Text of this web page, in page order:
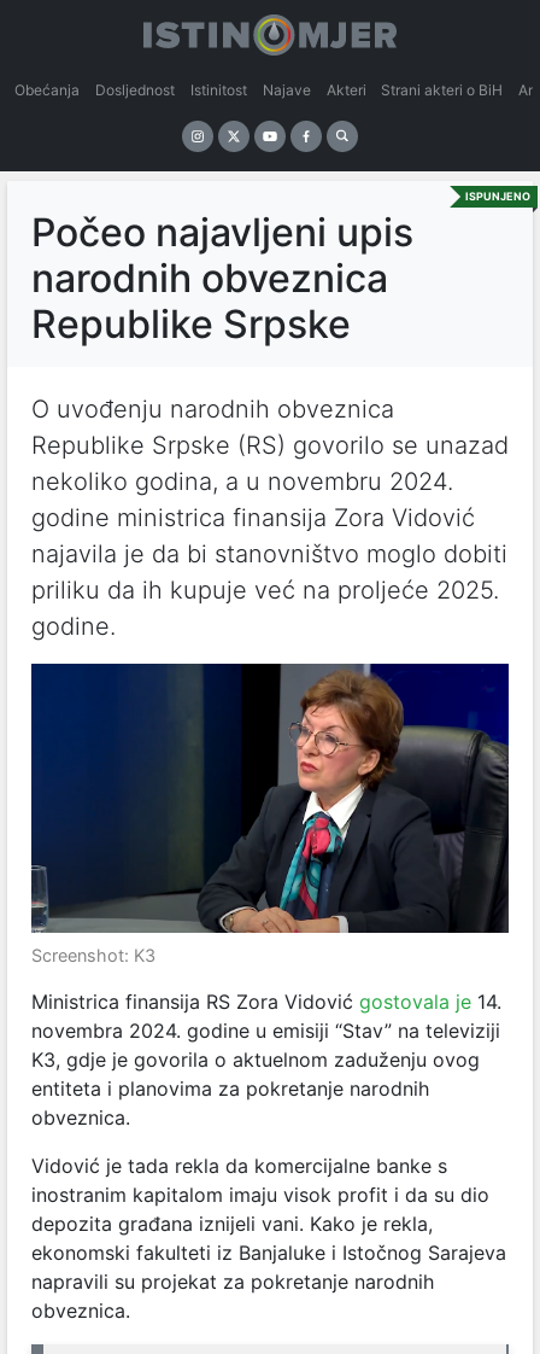
Obećanja Dosljednost Istinitost Najave Akteri Strani akteri o BiH
ISPUNJENO
Počeo najavljeni upis
narodnih obveznica
Republike Srpske
O uvođenju narodnih obveznica
Republike Srpske (RS) govorilo se unazad
nekoliko godina, a u novembru 2024.
godine ministrica finansija Zora Vidović
najavila je da bi stanovništvo moglo dobiti
priliku da ih kupuje već na proljeće 2025.
godine.
Screenshot: K3
Ministrica finansija RS Zora Vidović gostovala je 14.
novembra 2024. godine u emisiji “Stav” na televiziji
K3, gdje je govorila o aktuelnom zaduženju ovog
entiteta i planovima za pokretanje narodnih
obveznica.
Vidović je tada rekla da komercijalne banke s
inostranim kapitalom imaju visok profit i da su dio
depozita građana iznijeli vani. Kako je rekla,
ekonomski fakulteti iz Banjaluke i Istočnog Sarajeva
napravili su projekat za pokretanje narodnih
obveznica.